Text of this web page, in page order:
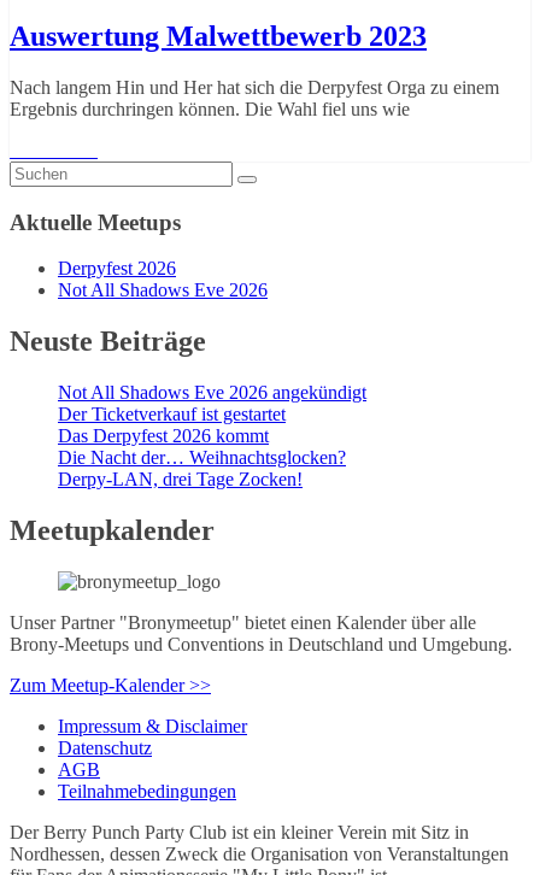
Auswertung Malwettbewerb 2023
Nach langem Hin und Her hat sich die Derpyfest Orga zu einem
Ergebnis durchringen können. Die Wahl fiel uns wie
Aktuelle Meetups
Derpyfest 2026
Not All Shadows Eve 2026
Neuste Beiträge
Not All Shadows Eve 2026 angekündigt
Der Ticketverkauf ist gestartet
Das Derpyfest 2026 kommt
Die Nacht der… Weihnachtsglocken?
Derpy-LAN, drei Tage Zocken!
Meetupkalender
Unser Partner "Bronymeetup" bietet einen Kalender über alle
Brony-Meetups und Conventions in Deutschland und Umgebung.
Zum Meetup-Kalender >>
Impressum & Disclaimer
Datenschutz
AGB
Teilnahmebedingungen
Der Berry Punch Party Club ist ein kleiner Verein mit Sitz in
Nordhessen, dessen Zweck die Organisation von Veranstaltungen